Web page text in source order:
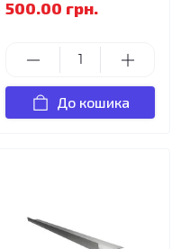
500.00 грн.
До кошика